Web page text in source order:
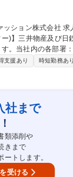
求人名 【繊維営業(OEM/メン
井物産及び日鉄物産出資
。当社内の各部署
意先／取引先との
客をアサインしていきま
ではなく、メーカ
という、クリエイ
ブリッドな文化が
任せる範囲が広い
良い環境で就業可能です
ターやカットソー)
支援あり 時短勤務あり
社まで
類添削や
きまで
トします。
受ける